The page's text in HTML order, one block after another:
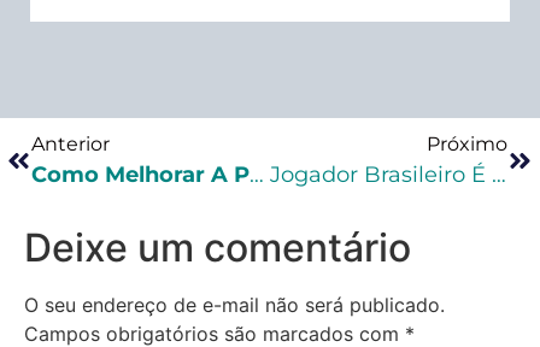
Anterior
Como Melhorar A Prática No Direito Penal E Processo Penal?
Próximo
Jogador Brasileiro É Acusado De Cometer Agressão Sexual Na Espanha
Deixe um comentário
O seu endereço de e-mail não será publicado.
Campos obrigatórios são marcados com *